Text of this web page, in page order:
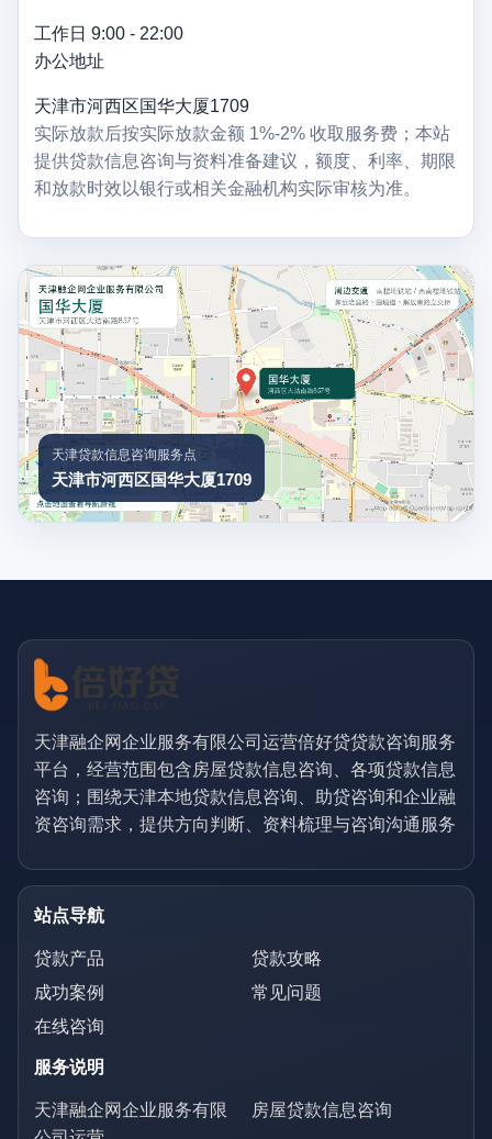
工作日 9:00 - 22:00
办公地址
天津市河西区国华大厦1709
实际放款后按实际放款金额 1%-2% 收取服务费；本站
提供贷款信息咨询与资料准备建议，额度、利率、期限
和放款时效以银行或相关金融机构实际审核为准。
天津贷款信息咨询服务点
天津市河西区国华大厦1709
天津融企网企业服务有限公司运营倍好贷贷款咨询服务
平台，经营范围包含房屋贷款信息咨询、各项贷款信息
咨询；围绕天津本地贷款信息咨询、助贷咨询和企业融
资咨询需求，提供方向判断、资料梳理与咨询沟通服务
站点导航
贷款产品
贷款攻略
成功案例
常见问题
在线咨询
服务说明
天津融企网企业服务有限
房屋贷款信息咨询